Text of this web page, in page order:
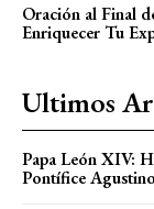
Oración al Final
Enriquecer Tu
Ultimos
Papa León XIV:
Pontífice